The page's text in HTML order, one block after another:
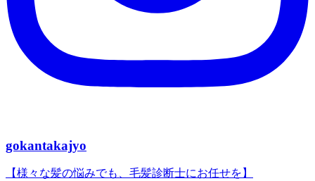
gokantakajyo
【様々な髪の悩みでも、毛髪診断士にお任せを】